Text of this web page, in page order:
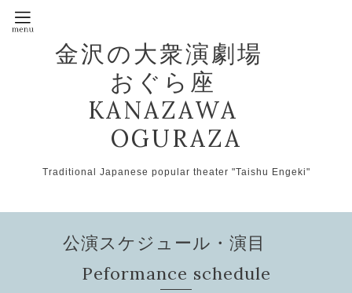
金沢の大衆演劇場
おぐら座
KANAZAWA
OGURAZA
Traditional Japanese popular theater "Taishu Engeki"
公演スケジュール・演目
Peformance schedule